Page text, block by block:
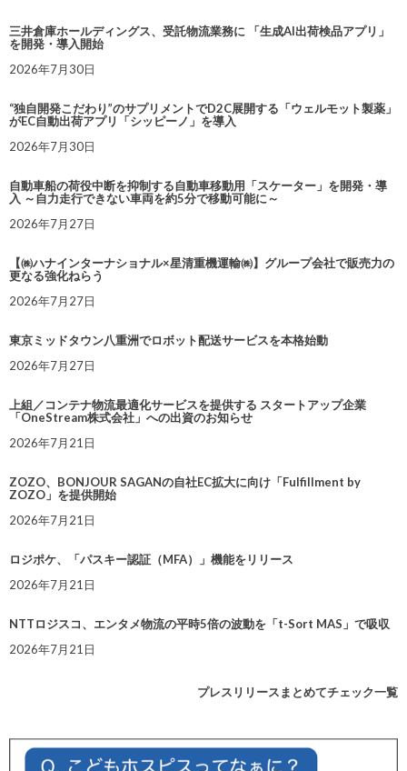
三井倉庫ホールディングス、受託物流業務に 「生成AI出荷検品アプリ」
を開発・導入開始
2026年7月30日
“独自開発こだわり”のサプリメントでD2C展開する「ウェルモット製薬」
がEC自動出荷アプリ「シッピーノ」を導入
2026年7月30日
自動車船の荷役中断を抑制する自動車移動用「スケーター」を開発・導
入 ～自力走行できない車両を約5分で移動可能に～
2026年7月27日
【㈱ハナインターナショナル×星清重機運輸㈱】グループ会社で販売力の
更なる強化ねらう
2026年7月27日
東京ミッドタウン八重洲でロボット配送サービスを本格始動
2026年7月27日
上組／コンテナ物流最適化サービスを提供する スタートアップ企業
「OneStream株式会社」への出資のお知らせ
2026年7月21日
ZOZO、BONJOUR SAGANの自社EC拡大に向け「Fulfillment by
ZOZO」を提供開始
2026年7月21日
ロジポケ、「パスキー認証（MFA）」機能をリリース
2026年7月21日
NTTロジスコ、エンタメ物流の平時5倍の波動を「t-Sort MAS」で吸収
2026年7月21日
プレスリリースまとめてチェック一覧